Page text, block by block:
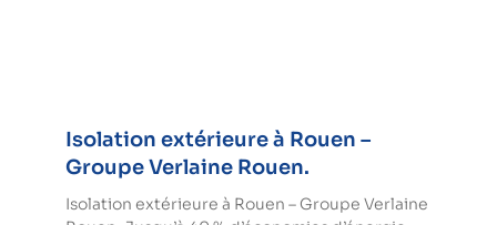
Isolation extérieure à Rouen –
Groupe Verlaine Rouen.
Isolation extérieure à Rouen – Groupe Verlaine